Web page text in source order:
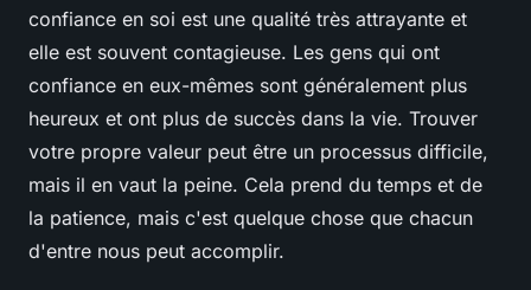
confiance en soi est une qualité très attrayante et
elle est souvent contagieuse. Les gens qui ont
confiance en eux-mêmes sont généralement plus
heureux et ont plus de succès dans la vie. Trouver
votre propre valeur peut être un processus difficile,
mais il en vaut la peine. Cela prend du temps et de
la patience, mais c'est quelque chose que chacun
d'entre nous peut accomplir.